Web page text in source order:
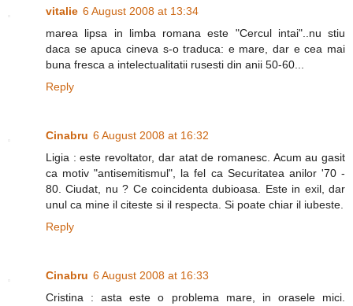
vitalie 6 August 2008 at 13:34
marea lipsa in limba romana este "Cercul intai"..nu stiu
daca se apuca cineva s-o traduca: e mare, dar e cea mai
buna fresca a intelectualitatii rusesti din anii 50-60...
Reply
Cinabru 6 August 2008 at 16:32
Ligia : este revoltator, dar atat de romanesc. Acum au gasit
ca motiv "antisemitismul", la fel ca Securitatea anilor '70 -
80. Ciudat, nu ? Ce coincidenta dubioasa. Este in exil, dar
unul ca mine il citeste si il respecta. Si poate chiar il iubeste.
Reply
Cinabru 6 August 2008 at 16:33
Cristina : asta este o problema mare, in orasele mici.